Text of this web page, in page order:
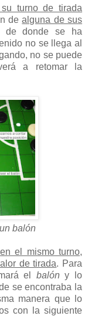
turno de tirada
dealguna de sus
donde se ha
no se llega al
no se puede
a retomar la
balón
en el mismo turno,
de tirada. Para
el balóny lo
se encontraba la
manera que lo
con la siguiente